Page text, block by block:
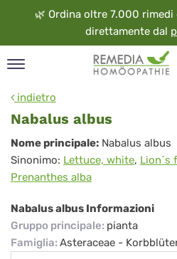
🌿 Ordina oltre 7.000
direttamente dal
indietro
Nabalus albus
Nabalus
albus
Nome principale: Nabalus albus
Sinonimo: Lettuce, white, Lion´s
Prenanthes alba
Nabalus albus Informazioni
Gruppo principale: pianta
Famiglia: Asteraceae -